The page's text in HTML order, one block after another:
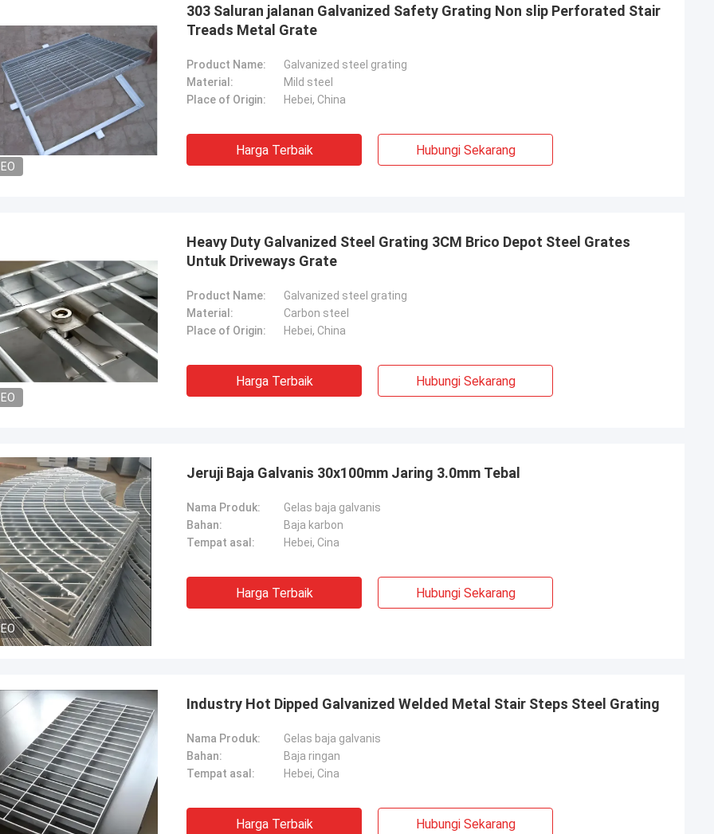
dengan mereka.Tapi harga
sangat kompetitif dan saya puas
kualitas juga, produsen yang
dapat diandalkan.
banyak tentang produk, saya percaya
pada masa depan.
303 Saluran jalanan Galvanized Safety Grating Non slip Perforated Stair
Treads Metal Grate
Product Name:
Galvanized steel grating
Material:
Mild steel
Place of Origin:
Hebei, China
Harga Terbaik Hubungi Sekarang
Heavy Duty Galvanized Steel Grating 3CM Brico Depot Steel Grates
Untuk Driveways Grate
Product Name:
Galvanized steel grating
Material:
Carbon steel
Place of Origin:
Hebei, China
Harga Terbaik Hubungi Sekarang
Jeruji Baja Galvanis 30x100mm Jaring 3.0mm Tebal
Nama Produk:
Gelas baja galvanis
Bahan:
Baja karbon
Tempat asal:
Hebei, Cina
Harga Terbaik Hubungi Sekarang
Industry Hot Dipped Galvanized Welded Metal Stair Steps Steel Grating
Nama Produk:
Gelas baja galvanis
Bahan:
Baja ringan
Tempat asal:
Hebei, Cina
Harga Terbaik Hubungi Sekarang